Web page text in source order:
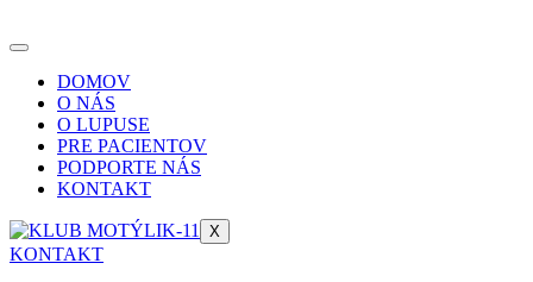
DOMOV
O NÁS
O LUPUSE
PRE PACIENTOV
PODPORTE NÁS
KONTAKT
X
KONTAKT